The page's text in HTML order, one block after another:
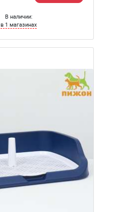
В наличии:
в 1 магазинах